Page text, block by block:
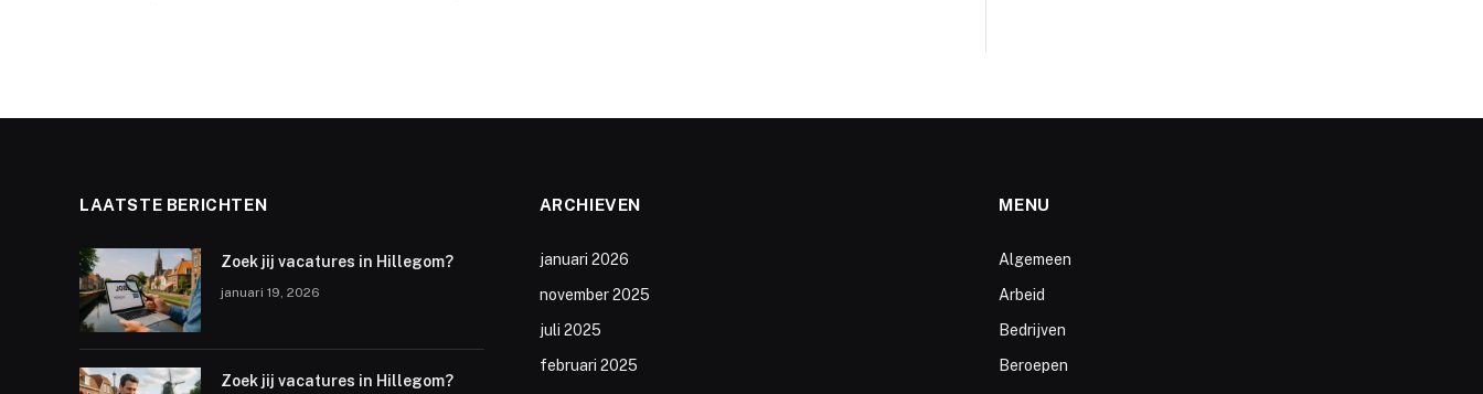
LAATSTE BERICHTEN
Zoek jij vacatures in Hillegom?
januari 19, 2026
Zoek jij vacatures in Hillegom?
ARCHIEVEN
januari 2026
november 2025
juli 2025
februari 2025
MENU
Algemeen
Arbeid
Bedrijven
Beroepen